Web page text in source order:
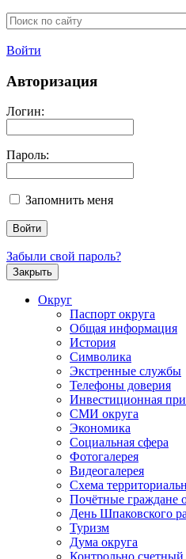
Войти
Авторизация
Логин:
Пароль:
Запомнить меня
Забыли свой пароль?
Закрыть
Округ
Паспорт округа
Общая информация
История
Символика
Экстренные службы
Телефоны доверия
Инвестиционная
СМИ округа
Экономика
Социальная сфера
Фотогалерея
Видеогалерея
Схема
Почётные граждане
День Шпаковского
Туризм
Дума округа